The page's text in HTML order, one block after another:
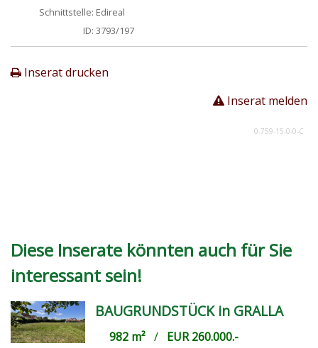
Schnittstelle: Edireal
ID: 3793/197
Inserat drucken
Inserat melden
0-759-15-0-0-C
Diese Inserate könnten auch für Sie
interessant sein!
BAUGRUNDSTÜCK in GRALLA
982 m²/ EUR 260.000.-